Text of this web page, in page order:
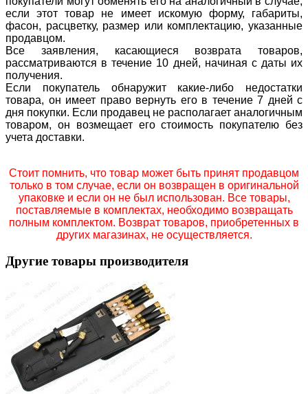
если этот товар не имеет искомую форму, габариты,
фасон, расцветку, размер или комплектацию, указанные
продавцом.
Все заявления, касающиеся возврата товаров,
рассматриваются в течение 10 дней, начиная с даты их
получения.
Если покупатель обнаружит какие-либо недостатки
товара, он имеет право вернуть его в течение 7 дней с
дня покупки. Если продавец не располагает аналогичным
товаром, он возмещает его стоимость покупателю без
учета доставки.
Стоит помнить, что товар может быть принят продавцом
только в том случае, если он возвращен в оригинальной
упаковке и если он не был использован. Все товары,
поставляемые в комплектах, необходимо возвращать
полным комплектом. Возврат товаров, приобретенных в
других магазинах, не осуществляется.
Другие товары производителя